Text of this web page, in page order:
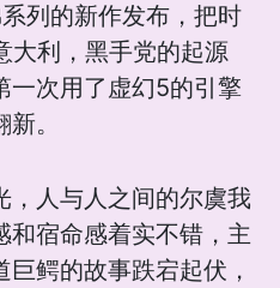
列的新作发布，把时
大利，黑手党的起源
一次用了虚幻5的引擎
。
，人与人之间的尔虞我
和宿命感着实不错，主
鳄的故事跌宕起伏，